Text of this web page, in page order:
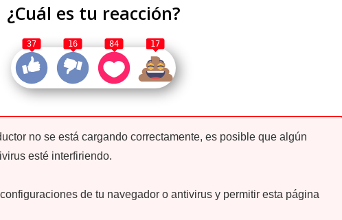
¿Cuál es tu reacción?
37 16 84 17
no se está cargando correctamente, es posible que algún
esté interfiriendo.
de tu navegador o antivirus y permitir esta página